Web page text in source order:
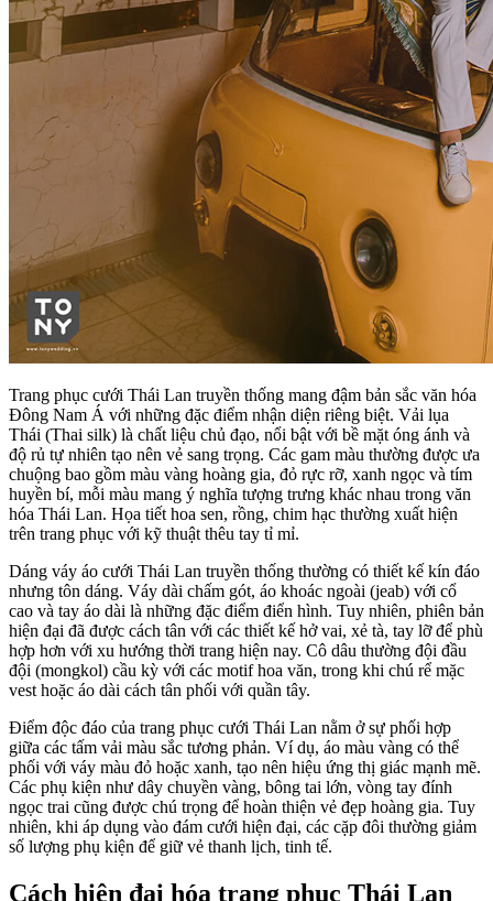
Trang phục cưới Thái Lan truyền thống mang đậm bản sắc văn hóa
Đông Nam Á với những đặc điểm nhận diện riêng biệt. Vải lụa
Thái (Thai silk) là chất liệu chủ đạo, nổi bật với bề mặt óng ánh và
độ rủ tự nhiên tạo nên vẻ sang trọng. Các gam màu thường được ưa
chuộng bao gồm màu vàng hoàng gia, đỏ rực rỡ, xanh ngọc và tím
huyền bí, mỗi màu mang ý nghĩa tượng trưng khác nhau trong văn
hóa Thái Lan. Họa tiết hoa sen, rồng, chim hạc thường xuất hiện
trên trang phục với kỹ thuật thêu tay tỉ mỉ.
Dáng váy áo cưới Thái Lan truyền thống thường có thiết kế kín đáo
nhưng tôn dáng. Váy dài chấm gót, áo khoác ngoài (jeab) với cổ
cao và tay áo dài là những đặc điểm điển hình. Tuy nhiên, phiên bản
hiện đại đã được cách tân với các thiết kế hở vai, xẻ tà, tay lỡ để phù
hợp hơn với xu hướng thời trang hiện nay. Cô dâu thường đội đầu
đội (mongkol) cầu kỳ với các motif hoa văn, trong khi chú rể mặc
vest hoặc áo dài cách tân phối với quần tây.
Điểm độc đáo của trang phục cưới Thái Lan nằm ở sự phối hợp
giữa các tấm vải màu sắc tương phản. Ví dụ, áo màu vàng có thể
phối với váy màu đỏ hoặc xanh, tạo nên hiệu ứng thị giác mạnh mẽ.
Các phụ kiện như dây chuyền vàng, bông tai lớn, vòng tay đính
ngọc trai cũng được chú trọng để hoàn thiện vẻ đẹp hoàng gia. Tuy
nhiên, khi áp dụng vào đám cưới hiện đại, các cặp đôi thường giảm
số lượng phụ kiện để giữ vẻ thanh lịch, tinh tế.
Cách hiện đại hóa trang phục Thái Lan